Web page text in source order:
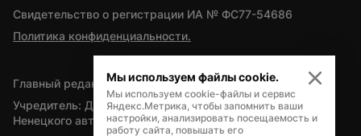
Свидетельство о регистрации ИА № ФС77-54686
Политика конфиденциальности.
Главный редактор — А.Л. Поздеев
Учредитель: Департамент внутренней политики Ямало-
Ненецкого автономного округа
Мы используем файлы cookie.
Мы используем cookie-файлы и сервис
Яндекс.Метрика, чтобы запомнить ваши
настройки, анализировать посещаемость и
работу сайта, повышать его